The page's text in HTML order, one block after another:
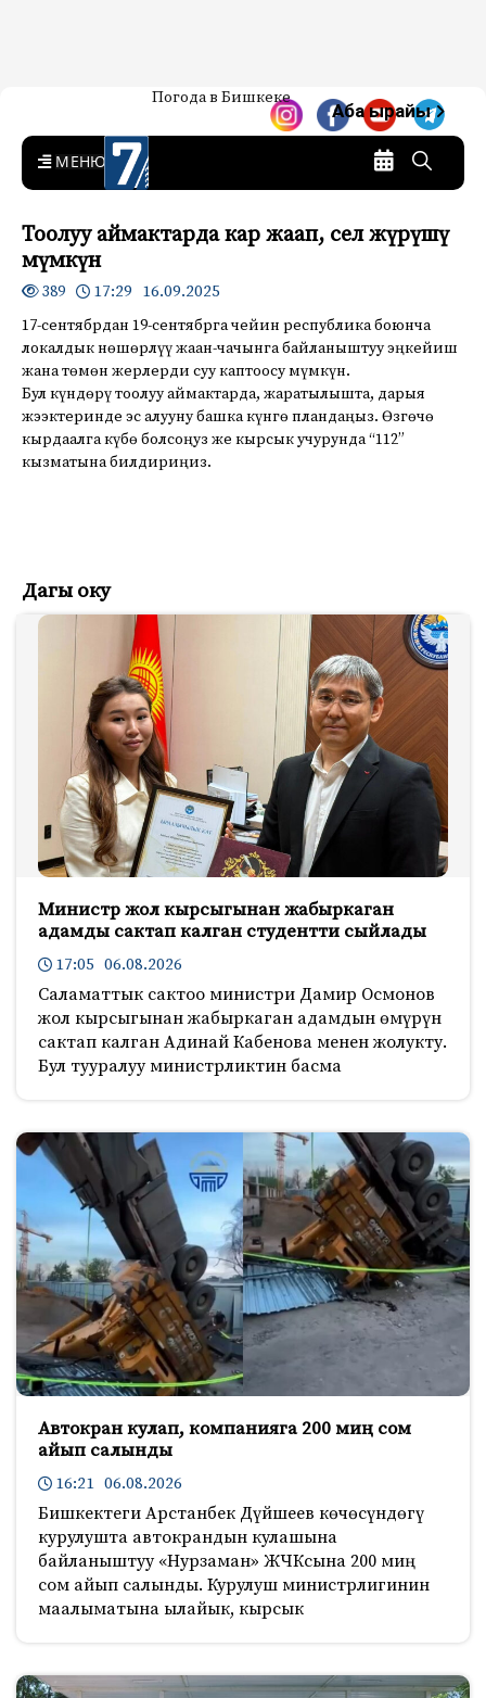
7-канал. Жаңылыктар —
Кыргызстан
Жаңылыктар — Кыргызстан
Погода в Бишкеке
Аба ырайы
MENU
Тоолуу аймактарда кар жаап, сел жүрүшү
мүмкүн
389 17:29 16.09.2025
17-сентябрдан 19-сентябрга чейин республика боюнча
локалдык нөшөрлүү жаан-чачынга байланыштуу эңкейиш
жана төмөн жерлерди суу каптоосу мүмкүн.
Бул күндөрү тоолуу аймактарда, жаратылышта, дарыя
жээктеринде эс алууну башка күнгө пландаңыз. Өзгөчө
кырдаалга күбө болсоңуз же кырсык учурунда “112”
кызматына билдириңиз.
Дагы оку
Министр жол кырсыгынан жабыркаган
адамды сактап калган студентти сыйлады
17:05 06.08.2026
Саламаттык сактоо министри Дамир Осмонов
жол кырсыгынан жабыркаган адамдын өмүрүн
сактап калган Адинай Кабенова менен жолукту.
Бул тууралуу министрликтин басма
Автокран кулап, компанияга 200 миң сом
айып салынды
16:21 06.08.2026
Бишкектеги Арстанбек Дүйшеев көчөсүндөгү
курулушта автокрандын кулашына
байланыштуу «Нурзаман» ЖЧКсына 200 миң
сом айып салынды. Курулуш министрлигинин
маалыматына ылайык, кырсык